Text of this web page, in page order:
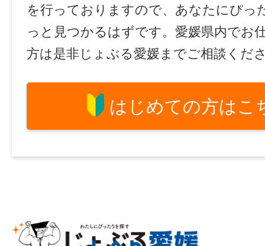
を行っておりますので、あなたにぴっ
っと見つかるはずです。愛媛県内でお
方は是非じょぶる愛媛までご相談くだ
はじめての方はこ